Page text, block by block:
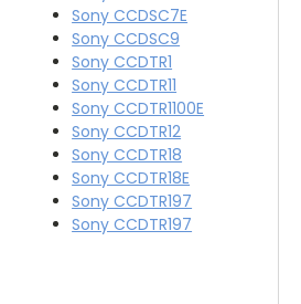
Sony CCDSC7E
Sony CCDSC9
Sony CCDTR1
Sony CCDTR11
Sony CCDTR1100E
Sony CCDTR12
Sony CCDTR18
Sony CCDTR18E
Sony CCDTR197
Sony CCDTR197